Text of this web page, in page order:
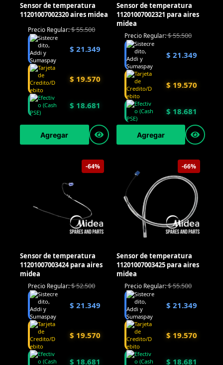
Sensor de temperatura
11201007002320 aires midea
Precio Regular:$55.500
$ 21.349
$ 19.570
$ 18.681
Agregar
Sensor de temperatura
11201007002321 para aires
midea
Precio Regular:$55.500
$ 21.349
$ 19.570
$ 18.681
Agregar
-64%
Sensor de temperatura
11201007003424 para aires
midea
Precio Regular:$52.500
$ 21.349
$ 19.570
$ 18.681
-66%
Sensor de temperatura
11201007003425 para aires
midea
Precio Regular:$55.500
$ 21.349
$ 19.570
$ 18.681